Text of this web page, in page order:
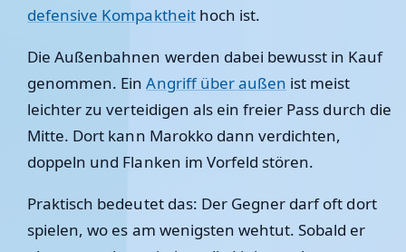
defensive Kompaktheithoch ist.
Die Außenbahnen werden dabei bewusst in Kauf
genommen. EinAngriff über außen ist meist
leichter zu verteidigen als ein freier Pass durch die
Mitte. Dort kann Marokko dann verdichten,
doppeln und Flanken im Vorfeld stören.
Praktisch bedeutet das: Der Gegner darf oft dort
spielen, wo es am wenigsten wehtut. Sobald er